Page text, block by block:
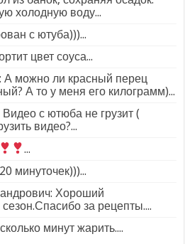
холодную воду...
с ютуба)))...
цвет соуса...
А можно ли красный перец
А то у меня его килограмм)...
с ютюба не грузит (
видео?...
...
минуточек)))...
Хороший
за рецепты....
минут жарить....